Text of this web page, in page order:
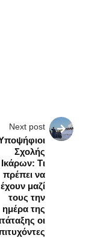
Next post
Σχολής
Ικάρων: Τι
πρέπει να
έχουν μαζί
τους την
ημέρα της
οι